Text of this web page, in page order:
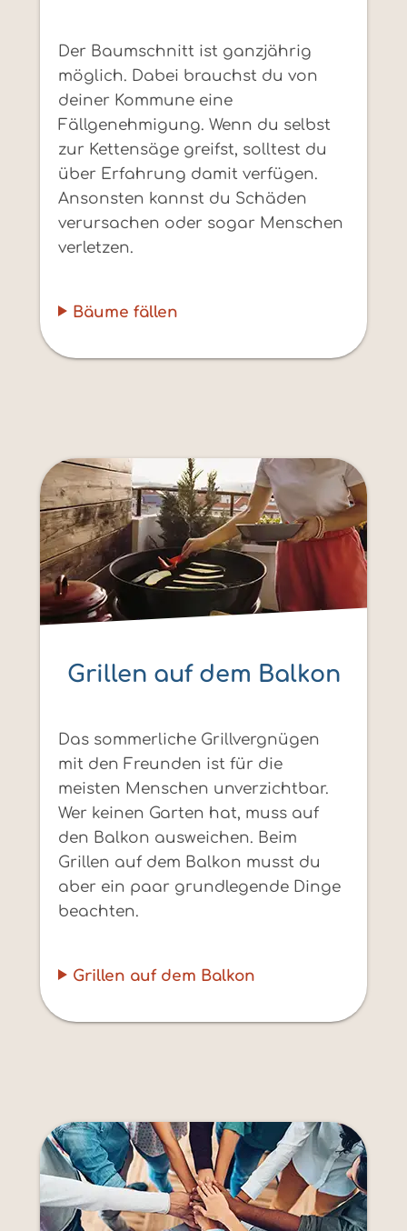
Der Baumschnitt ist ganzjährig
möglich. Dabei brauchst du von
deiner Kommune eine
Fällgenehmigung. Wenn du selbst
zur Kettensäge greifst, solltest du
über Erfahrung damit verfügen.
Ansonsten kannst du Schäden
verursachen oder sogar Menschen
verletzen.
Bäume fällen
Grillen auf dem Balkon
Das sommerliche Grillvergnügen
mit den Freunden ist für die
meisten Menschen unverzichtbar.
Wer keinen Garten hat, muss auf
den Balkon ausweichen. Beim
Grillen auf dem Balkon musst du
aber ein paar grundlegende Dinge
beachten.
Grillen auf dem Balkon